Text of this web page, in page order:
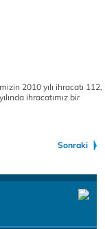
2010 yılı ihracatı 112,
ihracatımız bir
Sonraki